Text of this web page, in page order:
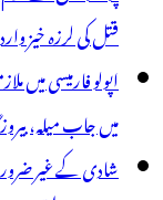
قتل کی لرزہ خیز
میں جاب میلہ،